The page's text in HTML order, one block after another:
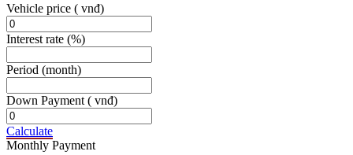
Vehicle price ( vnđ)
Interest rate (%)
Period (month)
Down Payment ( vnđ)
Calculate
Monthly Payment